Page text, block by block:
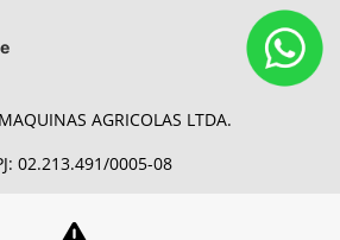
AGRICOLAS LTDA.
02.213.491/0005-08